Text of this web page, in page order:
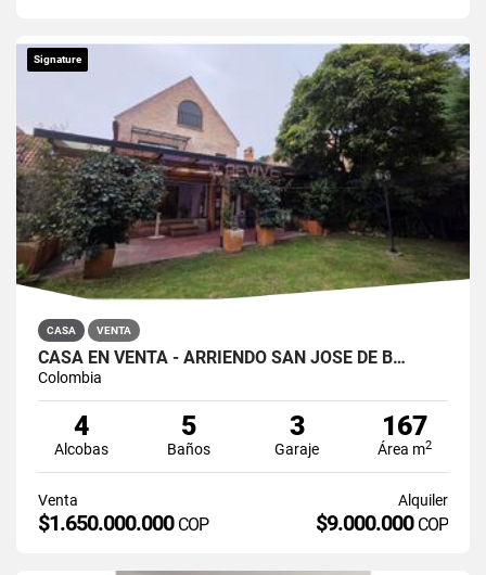
Signature
CASA VENTA
CASA EN VENTA - ARRIENDO SAN JOSÉ DE B…
Colombia
4
Alcobas
5
Baños
3
Garaje
167
Área m2
Venta
$1.650.000.000 COP
Alquiler
$9.000.000 COP